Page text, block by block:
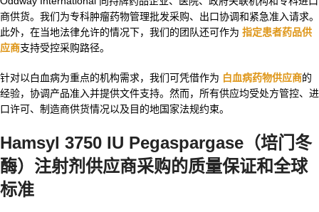
商供货。我们为专科肿瘤药物管理批发采购、出口协调和紧急准入请求。
此外，在当地法律允许的情况下，我们的团队还可作为 指定患者药品供
应商支持受控采购路径。
针对以白血病为重点的机构需求，我们可凭借作为 白血病药物供应商的
经验，协调产品准入并提供文件支持。然而，所有供应均受处方管控、进
口许可、制造商供货情况以及目的地国家法规约束。
Hamsyl 3750 IU Pegaspargase（培门冬
酶）注射剂供应商采购的质量保证和全球
标准